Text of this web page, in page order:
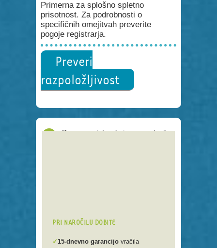
Primerna za splošno spletno
prisotnost. Za podrobnosti o
specifičnih omejitvah preverite
pogoje registrarja.
Preveri
razpoložljivost
Proces registracije je poenostavljen
PRI NAROČILU DOBITE
✓15-dnevno garancijo vračila